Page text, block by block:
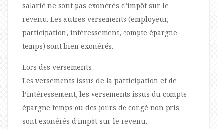
salarié ne sont pas exonérés d’impôt sur le
revenu. Les autres versements (employeur,
participation, intéressement, compte épargne
temps) sont bien exonérés.
Lors des versements
Les versements issus de la participation et de
l’intéressement, les versements issus du compte
épargne temps ou des jours de congé non pris
sont exonérés d’impôt sur le revenu.